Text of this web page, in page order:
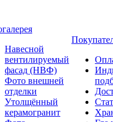
Навесной
вентилируемый
фасад (НВФ)
Фото внешней
отделки
Утолщённый
керамогранит